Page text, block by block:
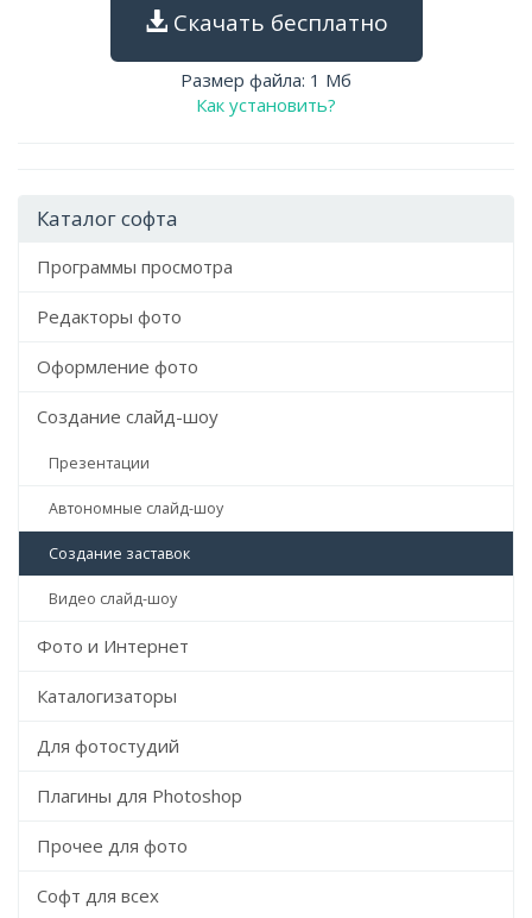
Скачать бесплатно
Размер файла: 1 Мб
Как установить?
Каталог софта
Программы просмотра
Редакторы фото
Оформление фото
Создание слайд-шоу
Презентации
Автономные слайд-шоу
Создание заставок
Видео слайд-шоу
Фото и Интернет
Каталогизаторы
Для фотостудий
Плагины для Photoshop
Прочее для фото
Софт для всех